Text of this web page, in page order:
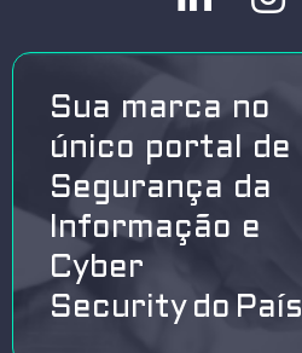
Sua marca no
único portal de
Segurança da
Informação e
Cyber
Security do País